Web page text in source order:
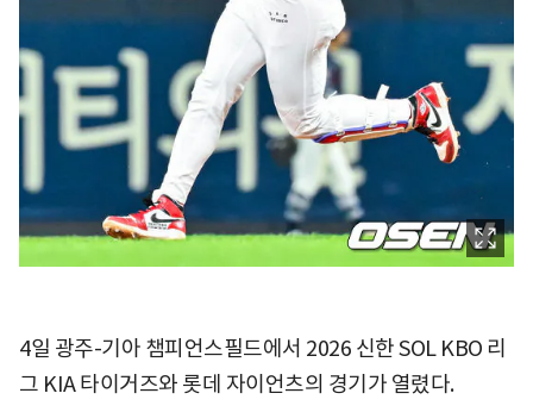
4일 광주-기아 챔피언스필드에서 2026 신한 SOL KBO 리
그 KIA 타이거즈와 롯데 자이언츠의 경기가 열렸다.